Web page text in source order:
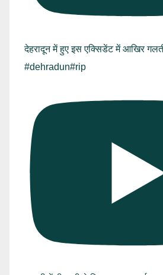
देहरादून में हुए इस एक्सिडेंट में आखिर
#dehradun#rip